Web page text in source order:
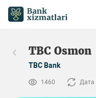
TBC Osmon
TBC Bank
1460 Дата